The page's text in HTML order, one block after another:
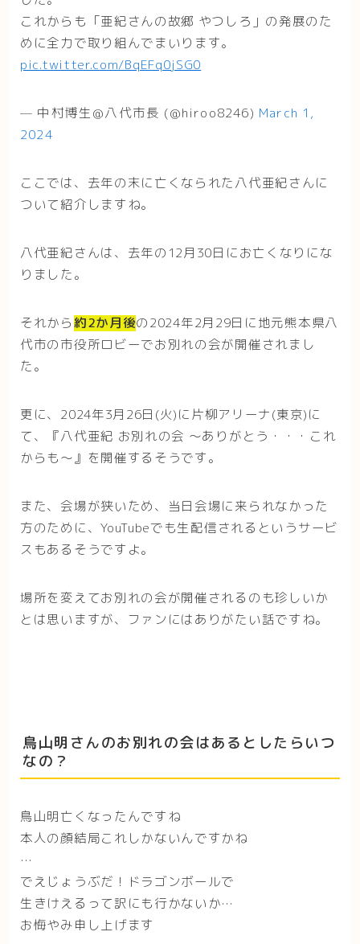
これからも「亜紀さんの故郷 やつしろ」の発展のた
めに全力で取り組んでまいります。
pic.twitter.com/BqEFq0jSG0
— 中村博生@八代市長 (@hiroo8246) March 1,
2024
ここでは、去年の末に亡くなられた八代亜紀さんに
ついて紹介しますね。
八代亜紀さんは、去年の12月30日にお亡くなりにな
りました。
それから約2か月後の2024年2月29日に地元熊本県八
代市の市役所ロビーでお別れの会が開催されまし
た。
更に、2024年3月26日(火)に片柳アリーナ(東京)に
て、『八代亜紀 お別れの会 ～ありがとう・・・これ
からも～』を開催するそうです。
また、会場が狭いため、当日会場に来られなかった
方のために、YouTubeでも生配信されるというサービ
スもあるそうですよ。
場所を変えてお別れの会が開催されるのも珍しいか
とは思いますが、ファンにはありがたい話ですね。
鳥山明さんのお別れの会はあるとしたらいつ
なの？
鳥山明亡くなったんですね
本人の顔結局これしかないんですかね
…
でえじょうぶだ！ドラゴンボールで
生きけえるって訳にも行かないか…
お悔やみ申し上げます